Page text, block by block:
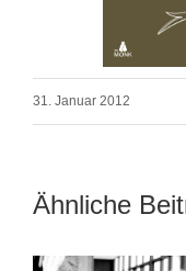
31. Januar 2012
Ähnliche